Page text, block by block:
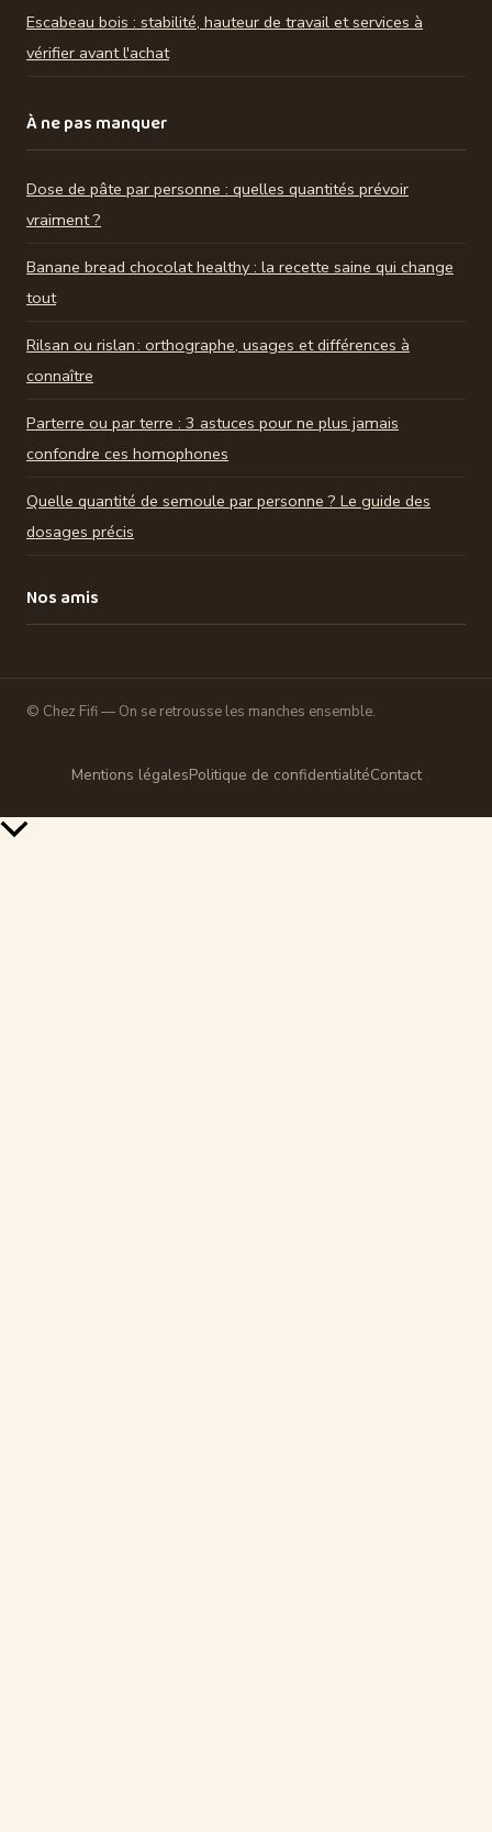
Escabeau bois : stabilité, hauteur de travail et services à
vérifier avant l'achat
À ne pas manquer
Dose de pâte par personne : quelles quantités prévoir
vraiment ?
Banane bread chocolat healthy : la recette saine qui change
tout
Rilsan ou rislan : orthographe, usages et différences à
connaître
Parterre ou par terre : 3 astuces pour ne plus jamais
confondre ces homophones
Quelle quantité de semoule par personne ? Le guide des
dosages précis
Nos amis
© Chez Fifi — On se retrousse les manches ensemble.
Mentions légalesPolitique de confidentialitéContact